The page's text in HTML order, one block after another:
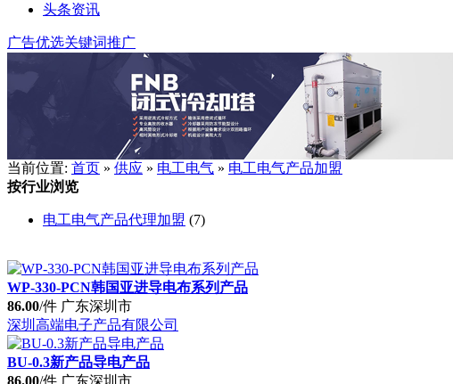
头条资讯
广告优选关键词推广
当前位置: 首页 » 供应 » 电工电气 » 电工电气产品加盟
按行业浏览
电工电气产品代理加盟 (7)
WP-330-PCN韩国亚进导电布系列产品
86.00/件 广东深圳市
深圳高端电子产品有限公司
BU-0.3新产品导电产品
86.00/件 广东深圳市